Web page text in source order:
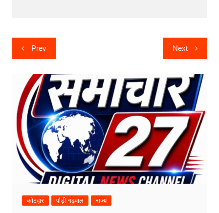
Post
navigation
Prev Next
कोटद्वार पौड़ी गढ़वाल राज्य